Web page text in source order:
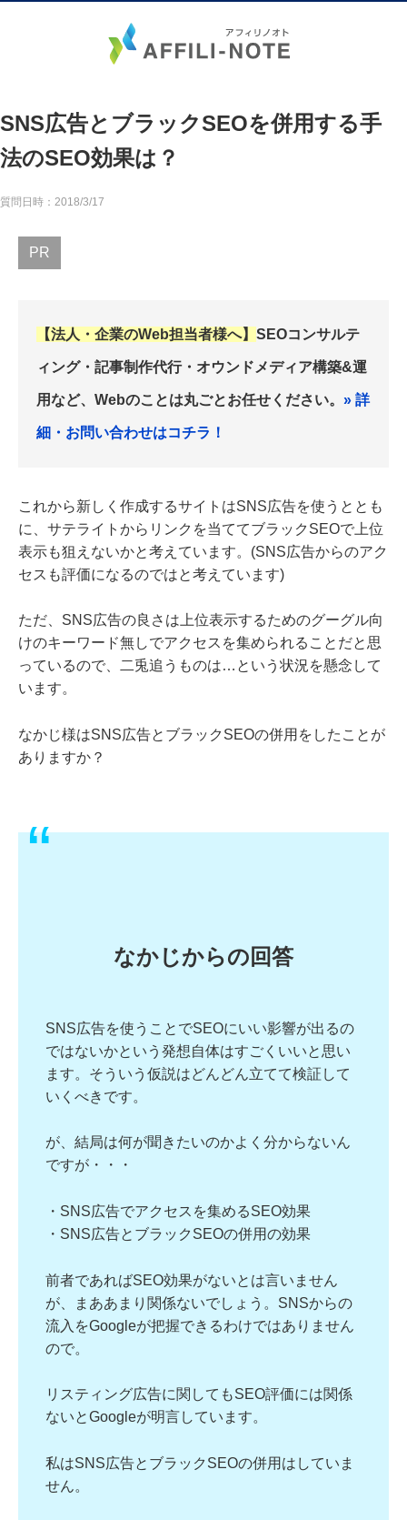
SNS広告とブラックSEOを併用する手
法のSEO効果は？
質問日時：2018/3/17
PR
【法人・企業のWeb担当者様へ】 SEOコンサルテ
ィング・記事制作代行・オウンドメディア構築&運
用など、Webのことは丸ごとお任せください。 » 詳
細・お問い合わせはコチラ！
これから新しく作成するサイトはSNS広告を使うととも
に、サテライトからリンクを当ててブラックSEOで上位
表示も狙えないかと考えています。(SNS広告からのアク
セスも評価になるのではと考えています)
ただ、SNS広告の良さは上位表示するためのグーグル向
けのキーワード無しでアクセスを集められることだと思
っているので、二兎追うものは…という状況を懸念して
います。
なかじ様はSNS広告とブラックSEOの併用をしたことが
ありますか？
なかじからの回答
SNS広告を使うことでSEOにいい影響が出るの
ではないかという発想自体はすごくいいと思い
ます。そういう仮説はどんどん立てて検証して
いくべきです。
が、結局は何が聞きたいのかよく分からないん
ですが・・・
・SNS広告でアクセスを集めるSEO効果
・SNS広告とブラックSEOの併用の効果
前者であればSEO効果がないとは言いません
が、まああまり関係ないでしょう。SNSからの
流入をGoogleが把握できるわけではありません
ので。
リスティング広告に関してもSEO評価には関係
ないとGoogleが明言しています。
私はSNS広告とブラックSEOの併用はしていま
せん。